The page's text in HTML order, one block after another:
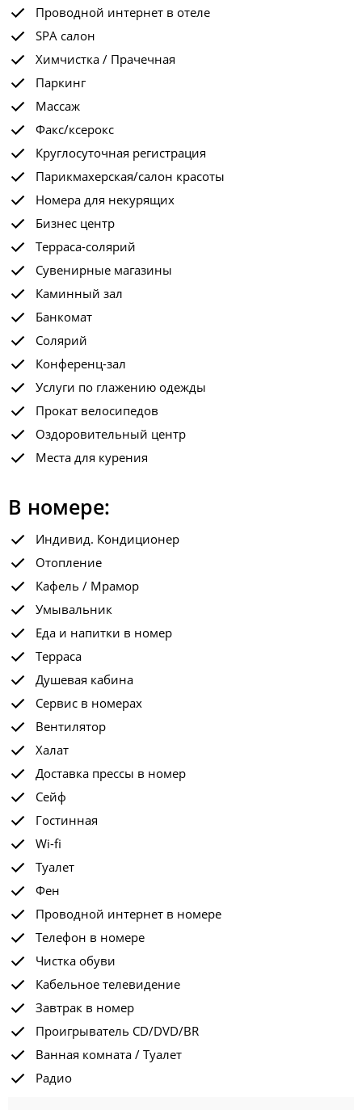
Проводной интернет в отеле
SPA салон
Химчистка / Прачечная
Паркинг
Массаж
Факс/ксерокс
Круглосуточная регистрация
Парикмахерская/салон красоты
Номера для некурящих
Бизнес центр
Терраса-солярий
Сувенирные магазины
Каминный зал
Банкомат
Солярий
Конференц-зал
Услуги по глажению одежды
Прокат велосипедов
Оздоровительный центр
Места для курения
В номере:
Индивид. Кондиционер
Отопление
Кафель / Мрамор
Умывальник
Еда и напитки в номер
Терраса
Душевая кабина
Сервис в номерах
Вентилятор
Халат
Доставка прессы в номер
Сейф
Гостинная
Wi-fi
Туалет
Фен
Проводной интернет в номере
Телефон в номере
Чистка обуви
Кабельное телевидение
Завтрак в номер
Проигрыватель CD/DVD/BR
Ванная комната / Туалет
Радио